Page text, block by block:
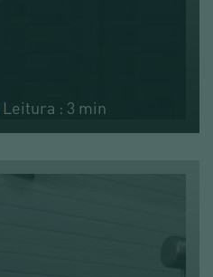
Leitura : 3 min